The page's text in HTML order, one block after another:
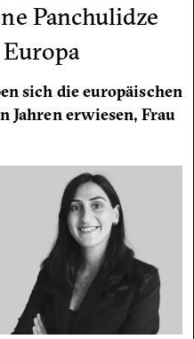
Panchulidze
sich die europäischen
Jahren erwiesen, Frau